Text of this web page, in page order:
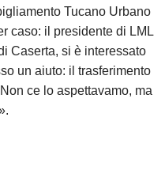
Tucano Urbano
caso: il presidente di LML
Caserta, si è interessato
un aiuto: il trasferimento
ce lo aspettavamo, ma